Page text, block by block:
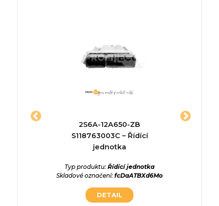
2S6A-12A650-ZB
S118763003C – Řídící
jednotka
Typ produktu: Řídící jednotka
Skladové označení: fcDaATBXd6Mo
DETAIL